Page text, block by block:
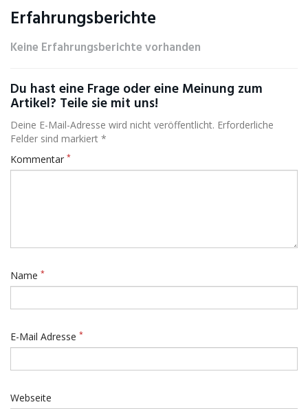
Erfahrungsberichte
Keine Erfahrungsberichte vorhanden
Du hast eine Frage oder eine Meinung zum
Artikel? Teile sie mit uns!
Deine E-Mail-Adresse wird nicht veröffentlicht. Erforderliche
Felder sind markiert *
Kommentar *
Name *
E-Mail Adresse *
Webseite